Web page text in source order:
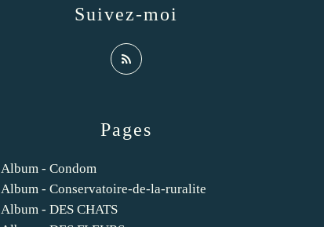
Pages
Album - Condom
Album - Conservatoire-de-la-ruralite
Album - DES CHATS
Suivez-moi